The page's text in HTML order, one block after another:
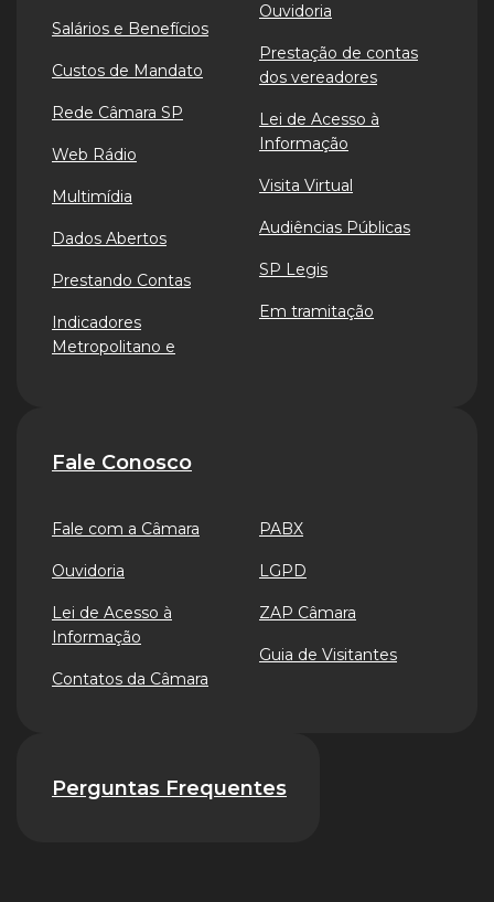
Salários e Benefícios
Custos de Mandato
Rede Câmara SP
Web Rádio
Multimídia
Dados Abertos
Prestando Contas
Indicadores
Metropolitano e
Ouvidoria
Prestação de contas
dos vereadores
Lei de Acesso à
Informação
Visita Virtual
Audiências Públicas
SP Legis
Em tramitação
Fale Conosco
Fale com a Câmara
Ouvidoria
Lei de Acesso à
Informação
Contatos da Câmara
PABX
LGPD
ZAP Câmara
Guia de Visitantes
Perguntas Frequentes